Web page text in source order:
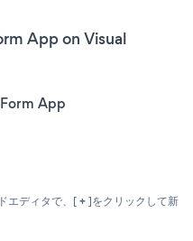
App on Visual
App
エディタで、[+]をクリックして新